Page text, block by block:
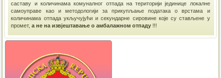
саставу и количинама комуналног отпада на територији јединице локалне
самоуправе као и методологији за прикупљање података о врстама и
количинама отпада укључујући и секундарне сировине које су стављене у
промет,а не на извјештавање о амбалажном отпаду !!!